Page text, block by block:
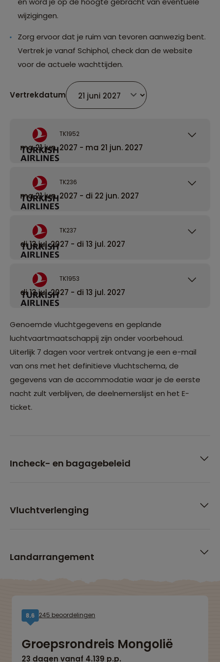
wijzigingen.
Zorg ervoor dat je ruim van tevoren aanwezig bent.
Vertrek je vanaf Schiphol, check dan de website
voor de actuele wachttijden.
Vertrekdatum
TK1952
ma 21 jun. 2027 - ma 21 jun. 2027
TK236
ma 21 jun. 2027 - di 22 jun. 2027
TK237
di 13 jul. 2027 - di 13 jul. 2027
TK1953
di 13 jul. 2027 - di 13 jul. 2027
Genoemde vluchtgegevens en geplande
luchtvaartmaatschappij zijn onder voorbehoud.
Uiterlijk 7 dagen voor vertrek ontvang je een e-mail
van ons met het definitieve vluchtschema, de
gegevens van de accommodatie waar je de eerste
nacht zult verblijven, de deelnemerslijst en het E-
ticket.
Incheck- en bagagebeleid
Vluchtverlenging
Landarrangement
8,6 245 beoordelingen
Groepsrondreis Mongolië
23 dagen vanaf 4.139 p.p.